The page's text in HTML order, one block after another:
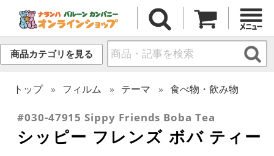
商品カテゴリを見る
トップ フィルム テーマ 食べ物・飲み物
#030-47915 Sippy Friends Boba Tea
シッピー フレンズ ボバ ティー